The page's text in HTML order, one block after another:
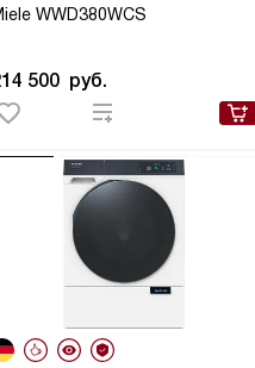
WWD380WCS
500 руб.